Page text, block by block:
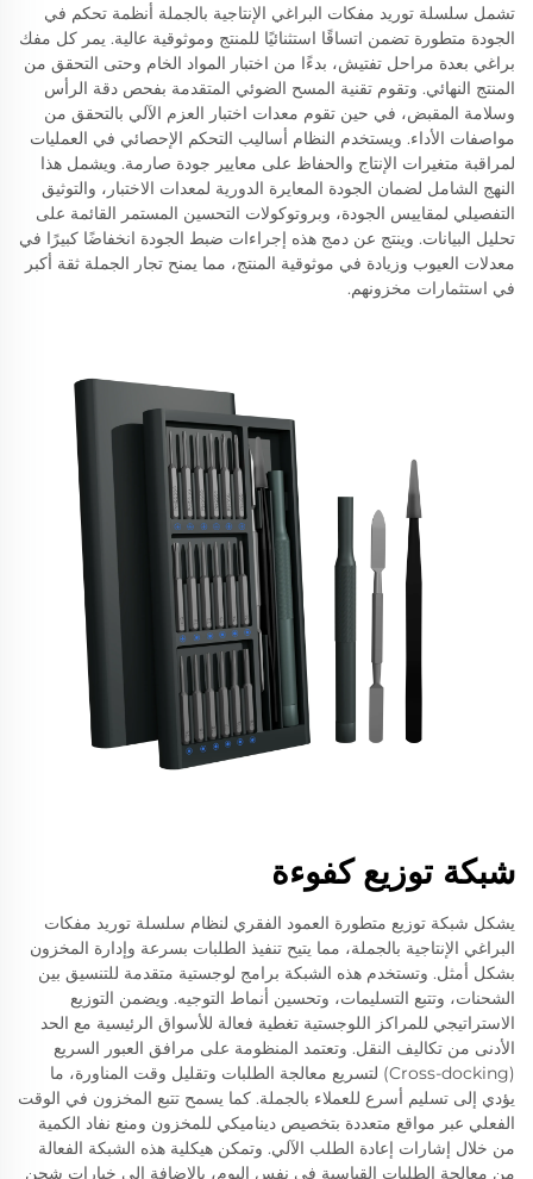
تشمل سلسلة توريد مفكات البراغي الإنتاجية بالجملة أنظمة تحكم في
الجودة متطورة تضمن اتساقًا استثنائيًا للمنتج وموثوقية عالية. يمر كل مفك
براغي بعدة مراحل تفتيش، بدءًا من اختبار المواد الخام وحتى التحقق من
المنتج النهائي. وتقوم تقنية المسح الضوئي المتقدمة بفحص دقة الرأس
وسلامة المقبض، في حين تقوم معدات اختبار العزم الآلي بالتحقق من
مواصفات الأداء. ويستخدم النظام أساليب التحكم الإحصائي في العمليات
لمراقبة متغيرات الإنتاج والحفاظ على معايير جودة صارمة. ويشمل هذا
النهج الشامل لضمان الجودة المعايرة الدورية لمعدات الاختبار، والتوثيق
التفصيلي لمقاييس الجودة، وبروتوكولات التحسين المستمر القائمة على
تحليل البيانات. وينتج عن دمج هذه إجراءات ضبط الجودة انخفاضًا كبيرًا في
معدلات العيوب وزيادة في موثوقية المنتج، مما يمنح تجار الجملة ثقة أكبر
في استثمارات مخزونهم.
شبكة توزيع كفوءة
يشكل شبكة توزيع متطورة العمود الفقري لنظام سلسلة توريد مفكات
البراغي الإنتاجية بالجملة، مما يتيح تنفيذ الطلبات بسرعة وإدارة المخزون
بشكل أمثل. وتستخدم هذه الشبكة برامج لوجستية متقدمة للتنسيق بين
الشحنات، وتتبع التسليمات، وتحسين أنماط التوجيه. ويضمن التوزيع
الاستراتيجي للمراكز اللوجستية تغطية فعالة للأسواق الرئيسية مع الحد
الأدنى من تكاليف النقل. وتعتمد المنظومة على مرافق العبور السريع
(Cross-docking) لتسريع معالجة الطلبات وتقليل وقت المناورة، ما
يؤدي إلى تسليم أسرع للعملاء بالجملة. كما يسمح تتبع المخزون في الوقت
الفعلي عبر مواقع متعددة بتخصيص ديناميكي للمخزون ومنع نفاد الكمية
من خلال إشارات إعادة الطلب الآلي. وتمكن هيكلية هذه الشبكة الفعالة
من معالجة الطلبات القياسية في نفس اليوم، بالإضافة إلى خيارات شحن